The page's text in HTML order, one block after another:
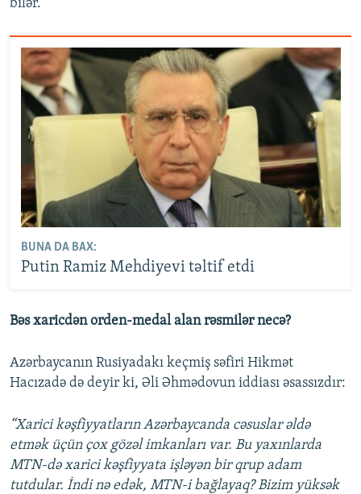
bilər.
BUNA DA BAX:
Putin Ramiz Mehdiyevi təltif etdi
Bəs xaricdən orden-medal alan rəsmilər necə?
Azərbaycanın Rusiyadakı keçmiş səfiri Hikmət
Hacızadə də deyir ki, Əli Əhmədovun iddiası əsassızdır:
“Xarici kəşfiyyatların Azərbaycanda cəsuslar əldə
etmək üçün çox gözəl imkanları var. Bu yaxınlarda
MTN-də xarici kəşfiyyata işləyən bir qrup adam
tutdular. İndi nə edək, MTN-i bağlayaq? Bizim yüksək